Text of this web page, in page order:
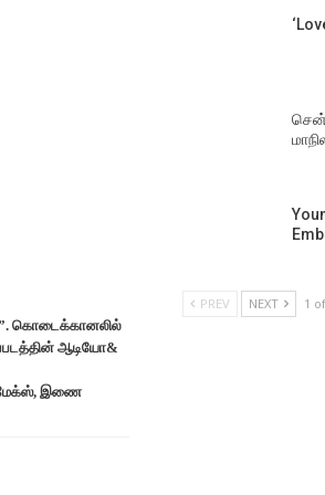
கொடைக்கானலில்
ஆடியோ&
மேக்ஸ், இணை
PREV NEXT 1